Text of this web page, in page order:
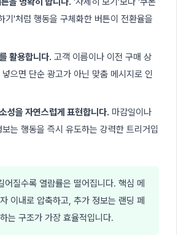
기'처럼 행동을 구체화한 버튼이 전환율을
활용합니다. 고객 이름이나 이전 구매 상
으면 단순 광고가 아닌 맞춤 메시지로 인
성을 자연스럽게 표현합니다. 마감일이나
는 행동을 즉시 유도하는 강력한 트리거입
어질수록 열람률은 떨어집니다. 핵심 메
이내로 압축하고, 추가 정보는 랜딩 페
는 구조가 가장 효율적입니다.